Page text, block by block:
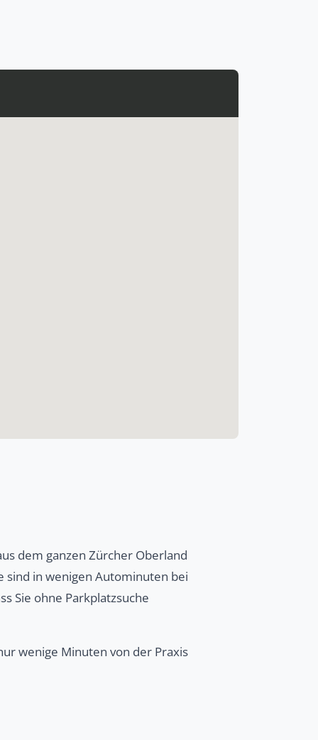
dem ganzen Zürcher Oberland
sind in wenigen Autominuten bei
Sie ohne Parkplatzsuche
wenige Minuten von der Praxis